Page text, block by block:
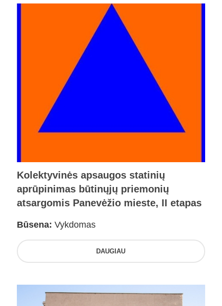
Kolektyvinės apsaugos statinių
aprūpinimas būtinųjų priemonių
atsargomis Panevėžio mieste, II etapas
Būsena: Vykdomas
DAUGIAU